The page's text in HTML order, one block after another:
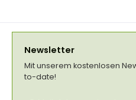
Newsletter
Mit unserem kostenlosen
to-date!